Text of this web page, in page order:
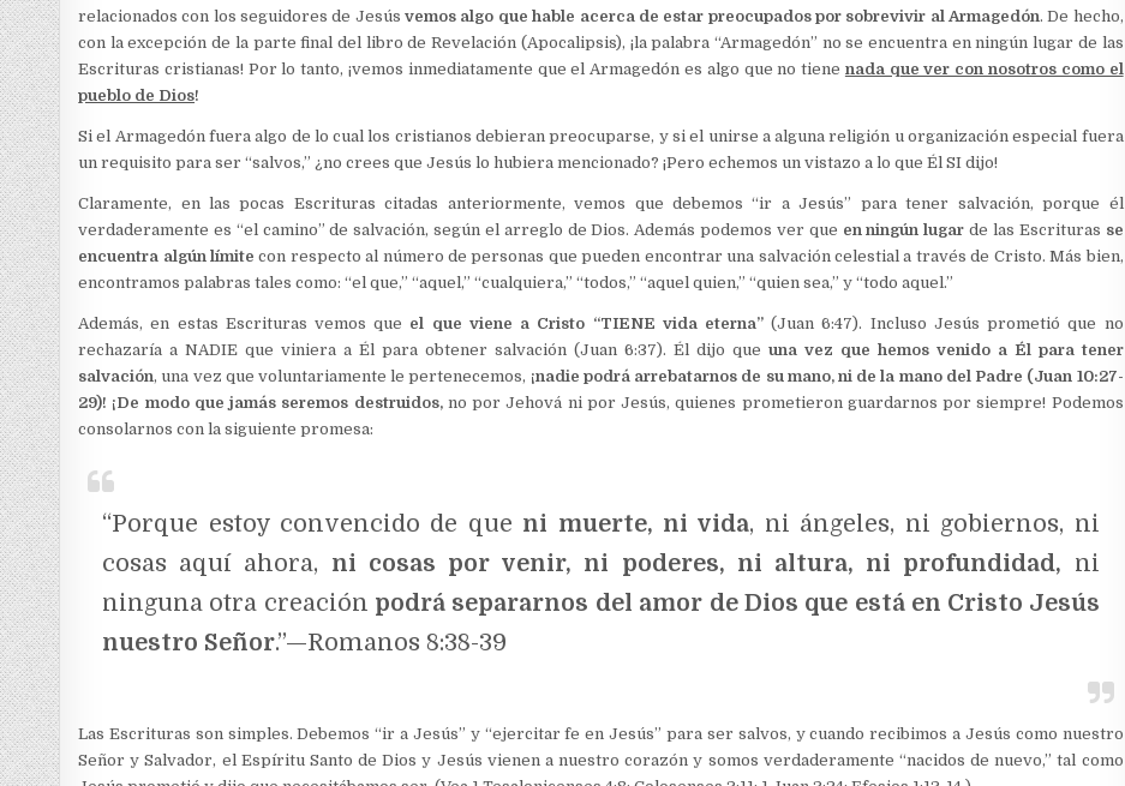
relacionados con los seguidores de Jesúsvemos algo que hable acerca de estar preocupados por sobrevivir al Armagedón. De hecho,
con la excepción de la parte final del libro de Revelación (Apocalipsis), ¡la palabra “Armagedón” no se encuentra en ningún lugar de las
Escrituras cristianas! Por lo tanto, ¡vemos inmediatamente que el Armagedón es algo que no tiene nada que ver con nosotros como el
pueblo de Dios!
Si el Armagedón fuera algo de lo cual los cristianos debieran preocuparse, y si el unirse a alguna religión u organización especial fuera
un requisito para ser “salvos,” ¿no crees que Jesús lo hubiera mencionado? ¡Pero echemos un vistazo a lo que Él SI dijo!
Claramente, en las pocas Escrituras citadas anteriormente, vemos que debemos “ir a Jesús” para tener salvación, porque él
verdaderamente es “el camino” de salvación, según el arreglo de Dios. Además podemos ver que en ningún lugarde las Escrituras se
encuentra algún límitecon respecto al número de personas que pueden encontrar una salvación celestial a través de Cristo. Más bien,
encontramos palabras tales como: “el que,” “aquel,” “cualquiera,” “todos,” “aquel quien,” “quien sea,” y “todo aquel.”
Además, en estas Escrituras vemos que el que viene a Cristo “TIENE vida eterna”(Juan 6:47). Incluso Jesús prometió que no
rechazaría a NADIE que viniera a Él para obtener salvación (Juan 6:37). Él dijo que una vez que hemos venido a Él para tener
salvación, una vez que voluntariamente le pertenecemos, ¡nadie podrá arrebatarnos de su mano, ni de la mano del Padre (Juan 10:27-
29)! ¡De modo que jamás seremos destruidos, no por Jehová ni por Jesús, quienes prometieron guardarnos por siempre! Podemos
consolarnos con la siguiente promesa:
“Porque estoy convencido de que ni muerte, ni vida, ni ángeles, ni gobiernos, ni
cosas aquí ahora, ni cosas por venir, ni poderes, ni altura, ni profundidad, ni
ninguna otra creación podrá separarnos del amor de Dios que está en Cristo Jesús
nuestro Señor.”—Romanos 8:38-39
Las Escrituras son simples. Debemos “ir a Jesús” y “ejercitar fe en Jesús” para ser salvos, y cuando recibimos a Jesús como nuestro
Señor y Salvador, el Espíritu Santo de Dios y Jesús vienen a nuestro corazón y somos verdaderamente “nacidos de nuevo,” tal como